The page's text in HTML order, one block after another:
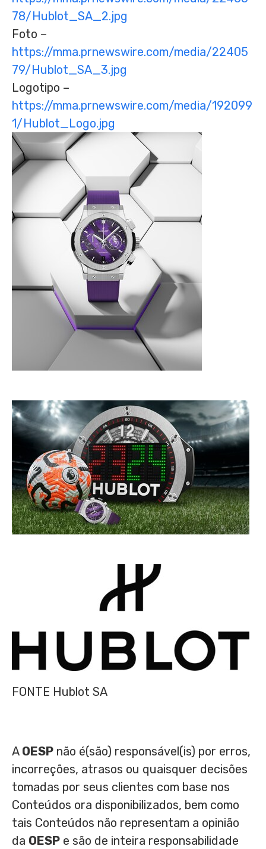
78/Hublot_SA_2.jpg
Foto –
https://mma.prnewswire.com/media/22405
79/Hublot_SA_3.jpg
Logotipo –
https://mma.prnewswire.com/media/192099
1/Hublot_Logo.jpg
FONTE Hublot SA
A OESP não é(são) responsável(is) por erros,
incorreções, atrasos ou quaisquer decisões
tomadas por seus clientes com base nos
Conteúdos ora disponibilizados, bem como
tais Conteúdos não representam a opinião
da OESP e são de inteira responsabilidade